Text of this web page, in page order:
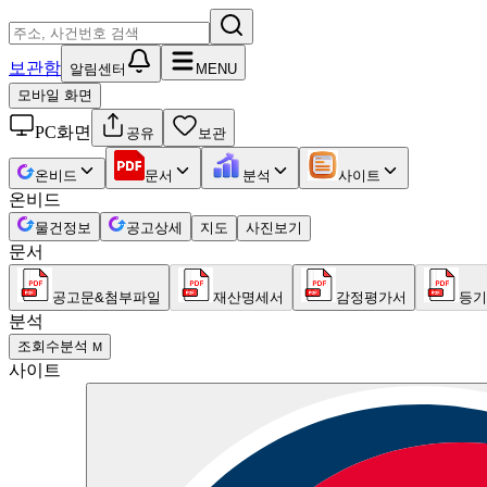
보관함 알림센터
MENU
모바일 화면
PC화면 공유 보관
온비드 문서 분석 사이트
온비드
물건정보 공고상세 지도 사진보기
문서
공고문&첨부파일 재산명세서 감정평가서 등
분석
조회수분석 M
사이트